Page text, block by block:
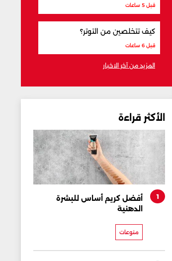
قبل 5 ساعات
كيف تتخلصين من التوتر؟
قبل 6 ساعات
المزيد من آخر الاخبار
الأكثر قراءة
1
أفضل كريم أساس للبشرة
الدهنية
منوعات